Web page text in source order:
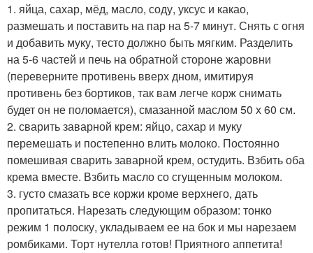
1. яйца, сахар, мёд, масло, соду, уксус и какао,
размешать и поставить на пар на 5-7 минут. Снять с огня
и добавить муку, тесто должно быть мягким. Разделить
на 5-6 частей и печь на обратной стороне жаровни
(переверните противень вверх дном, имитируя
противень без бортиков, так вам легче корж снимать
будет он не поломается), смазанной маслом 50 х 60 см.
2. сварить заварной крем: яйцо, сахар и муку
перемешать и постепенно влить молоко. Постоянно
помешивая сварить заварной крем, остудить. Взбить оба
крема вместе. Взбить масло со сгущенным молоком.
3. густо смазать все коржи кроме верхнего, дать
пропитаться. Нарезать следующим образом: тонко
режим 1 полоску, укладываем ее на бок и мы нарезаем
ромбиками. Торт нутелла готов! Приятного аппетита!